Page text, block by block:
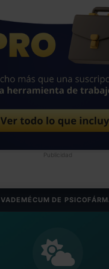
Publicidad
VADEMÉCUM DE